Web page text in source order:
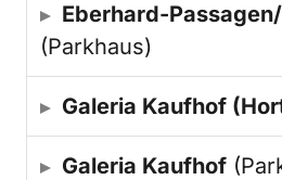
Eberhard-
(Parkhaus)
Galeria Kaufhof
Galeria Kaufhof